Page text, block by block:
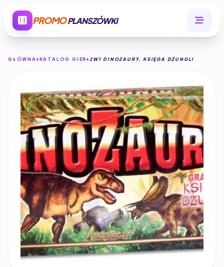
PROMOPLANSZÓWKI
GŁÓWNA KATALOG GIER 2W1 DINOZAURY, KSIĘGA DŻUNGLI